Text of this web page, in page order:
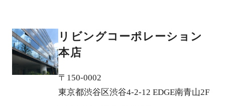
リビングコーポレーション
本店
〒150-0002
東京都渋谷区渋谷4-2-12 EDGE南青山2F